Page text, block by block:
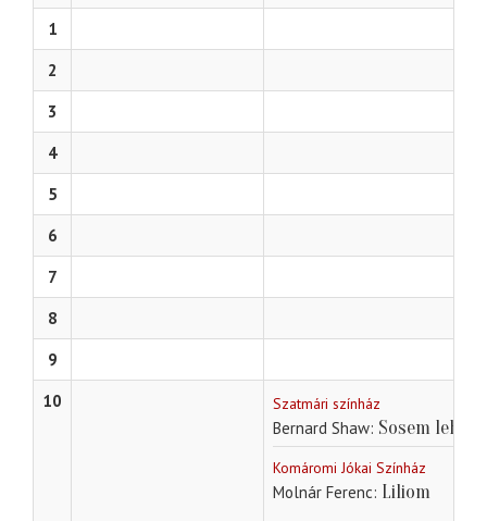
1
2
3
4
5
6
7
8
9
10
Szatmári színház
Bernard Shaw Sosem lehet
Komáromi Jókai Színház
Molnár Ferenc Liliom